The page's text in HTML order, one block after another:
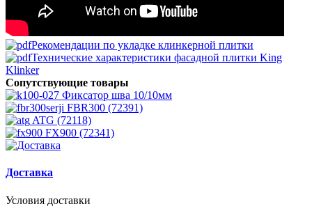
Рекомендации по укладке клинкерной плитки
Технические характеристики фасадной плитки King
Klinker
Сопутствующие товары
Фиксатор шва 10/10мм
FBR300 (72391)
ATG (72118)
FX900 (72341)
Доставка
Условия доставки